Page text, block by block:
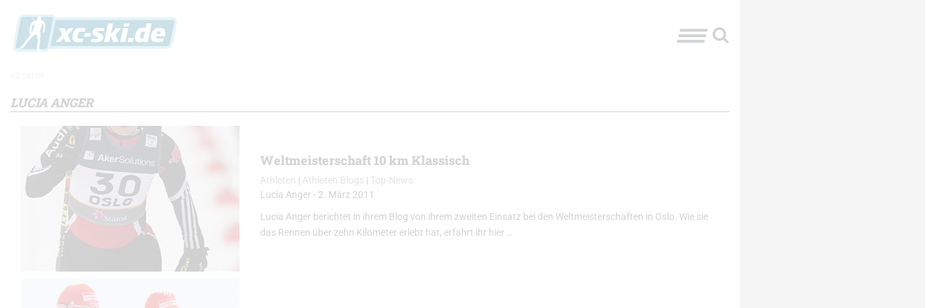
LUCIA ANGER
Weltmeisterschaft 10 km Klassisch
Athleten | Athleten Blogs | Top-News
Lucia Anger - 2. März 2011
Lucia Anger berichtet in ihrem Blog von ihrem zweiten Einsatz bei den Weltmeisterschaften in Oslo. Wie sie
das Rennen über zehn Kilometer erlebt hat, erfahrt ihr hier …